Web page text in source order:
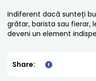
Indiferent dacă sunteți
grătar, barista sau fierar,
deveni un element
Share: